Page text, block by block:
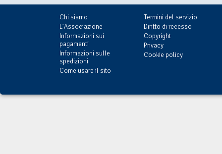
Chi siamo
L'Associazione
Informazioni sui
pagamenti
Informazioni sulle
spedizioni
Come usare il sito
Termini del servizio
Diritto di recesso
Copyright
Privacy
Cookie policy